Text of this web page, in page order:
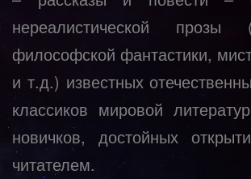
нереалистической
философской фантастики,
и т.д.) известных
классиков мировой
новичков, достойных
читателем.